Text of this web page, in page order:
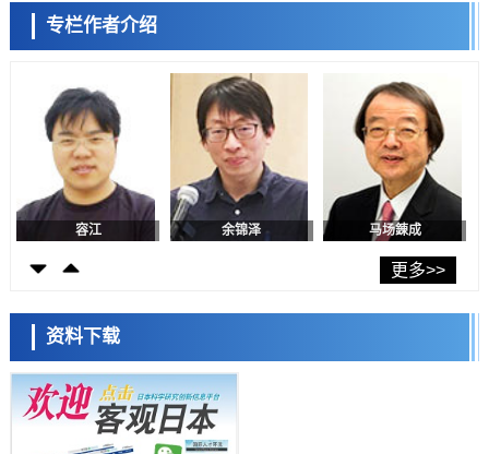
政策
日本修订首都直下型地震紧急对策：目标为死亡人数至少减半，重点强
化火灾防控
福井大学发现细胞记忆过往并抑制反应的机制，阐明即便DNA相同反应
迥异之谜
科学研究
神户大学确认口服癌症疫苗B440单药给药的安全性，在转移性尿路上皮
癌患者中开展临床试验
日本发布《令和8年版科学技术与创新白皮书》，解读第七期基本计划
首年度政策方向
科学研究
东京大学发现可诱导细胞死亡的新型信使物质
东京都健康长寿医疗中心跨器官揭示衰老过程中的糖链变化
科学研究
产总研无需石油利用松脂制备石墨前驱体，可作为电池电极材料
科学研究
东京大学和海上保安厅等发现南海海槽沿线板块边界锁定状态存在区域
专栏作者介绍
陈小牧 李鸥 安宁
容江 余锦泽 马场錬成
日本科学未来馆 科学交
流员
更多>>
资料下载